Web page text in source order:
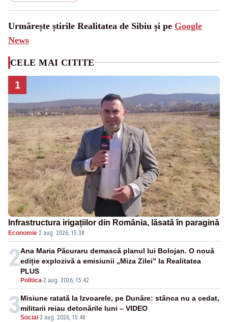
Urmărește știrile Realitatea de Sibiu și pe Google
News
CELE MAI CITITE
1
Infrastructura irigațiilor din România, lăsată în paragină
Economie·2 aug. 2026, 15:38
2
Politica-2 aug. 2026, 15:42
Ana Maria Păcuraru demască planul lui Bolojan. O nouă
ediție explozivă a emisiunii „Miza Zilei” la Realitatea
PLUS
3Social -2 aug. 2026, 15:48
Misiune ratată la Izvoarele, pe Dunăre: stânca nu a cedat,
militarii reiau detonările luni – VIDEO